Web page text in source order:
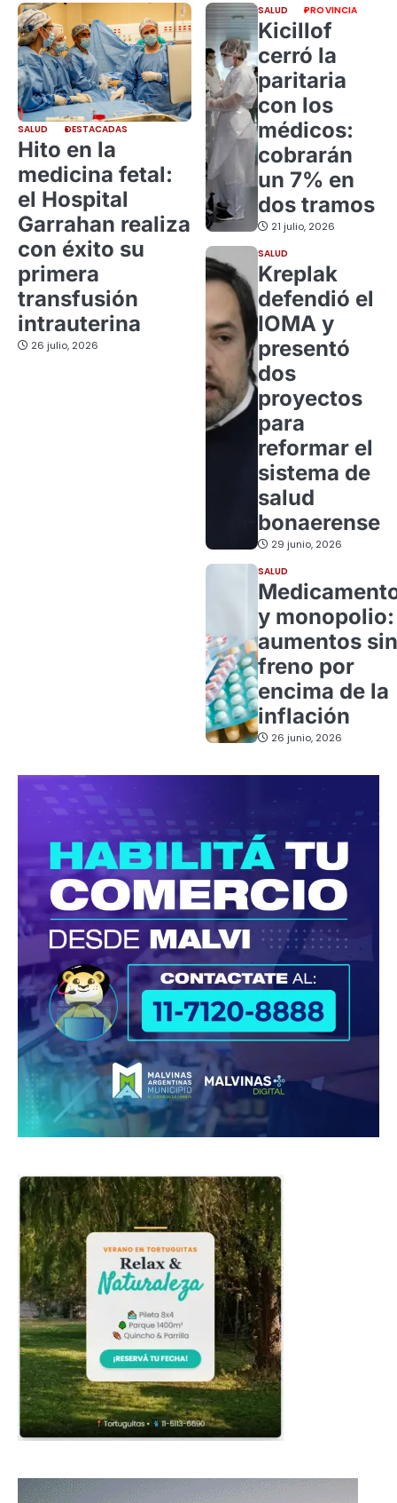
SALUD DESTACADAS
Hito en la
medicina fetal:
el Hospital
Garrahan realiza
con éxito su
primera
transfusión
intrauterina
26 julio, 2026
SALUD PROVINCIA
Kicillof
cerró la
paritaria
con los
médicos:
cobrarán
un 7% en
dos tramos
21 julio, 2026
SALUD
Kreplak
defendió el
IOMA y
presentó
dos
proyectos
para
reformar el
sistema de
salud
bonaerense
29 junio, 2026
SALUD
y monopolio:
aumentos sin
freno por
encima de la
inflación
26 junio, 2026